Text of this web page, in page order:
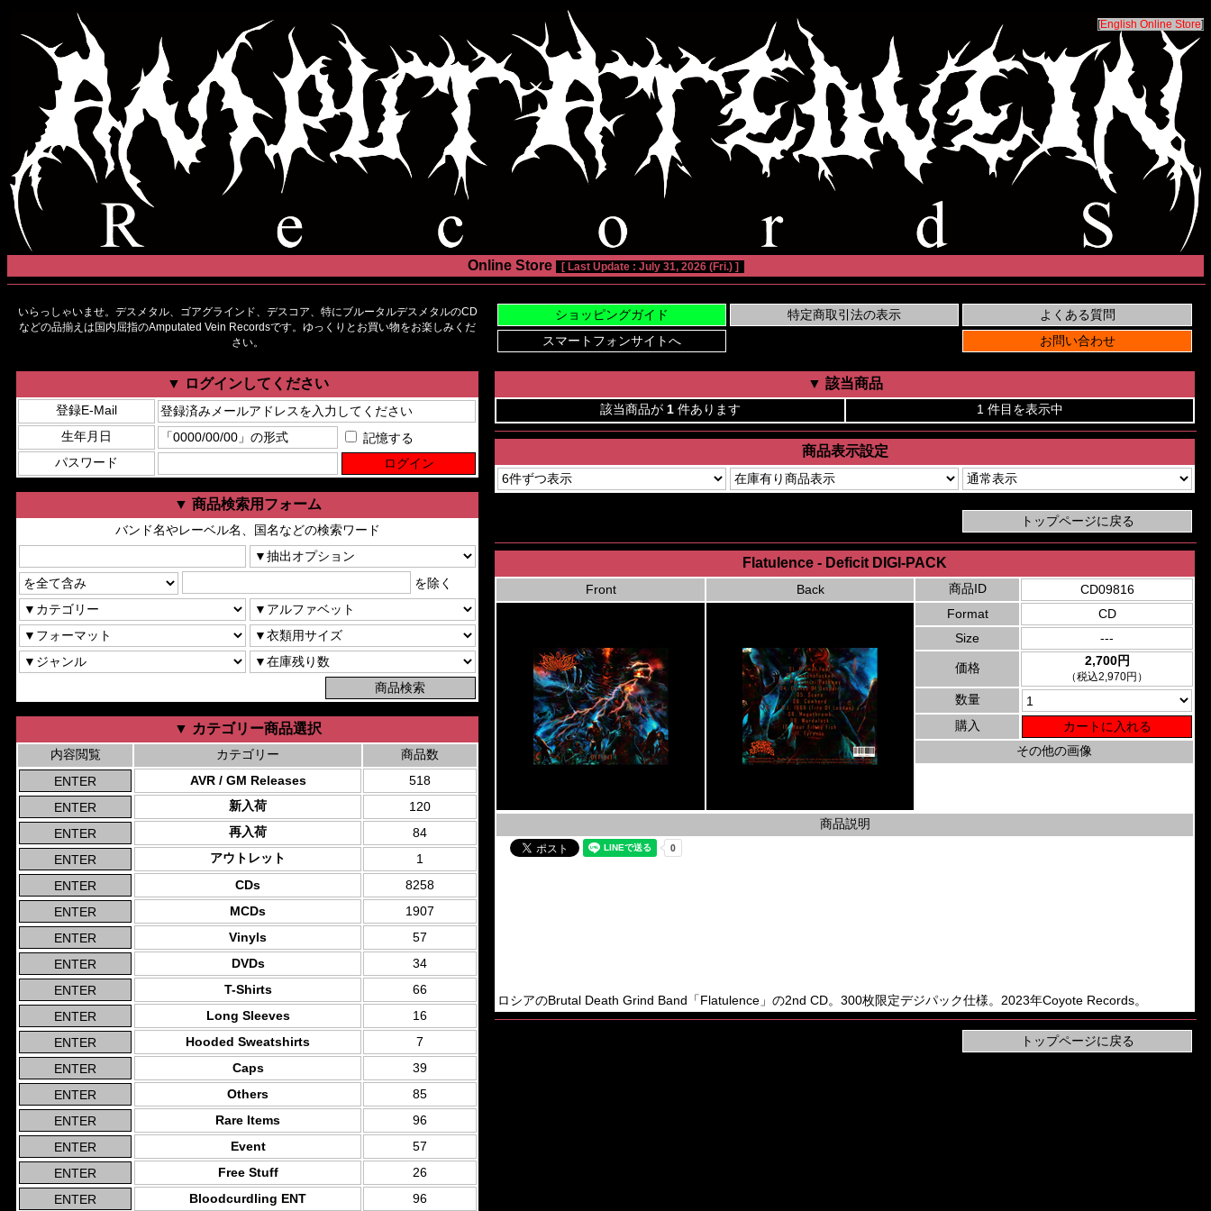
[English Online Store]
Online Store [ Last Update : July 31, 2026 (Fri.) ]
いらっしゃいませ。デスメタル、ゴアグラインド、デスコア、特にブルータルデスメタルのCD
などの品揃えは国内屈指のAmputated Vein Recordsです。ゆっくりとお買い物をお楽しみくだ
さい。
▼ ログインしてください
登録E-Mail
生年月日
記憶する
パスワード
▼ 商品検索用フォーム
バンド名やレーベル名、国名などの検索ワード
を除く
▼ カテゴリー商品選択
内容閲覧 カテゴリー
商品数
AVR / GM Releases
518
新入荷
120
再入荷
84
アウトレット
1
CDs
8258
MCDs
1907
Vinyls
57
DVDs
34
T-Shirts
66
Long Sleeves
16
Hooded Sweatshirts
7
Caps
39
Others
85
Rare Items
96
Event
57
Free Stuff
26
Bloodcurdling ENT
96
▼ 該当商品
該当商品が 1 件あります 1 件目を表示中
商品表示設定
Flatulence - Deficit DIGI-PACK
Front Back 商品ID
CD09816
Format
CD
Size
---
価格 2,700円
（税込2,970円）
数量
購入
その他の画像
商品説明
ロシアのBrutal Death Grind Band「Flatulence」の2nd CD。300枚限定デジパック仕様。2023年Coyote Records。